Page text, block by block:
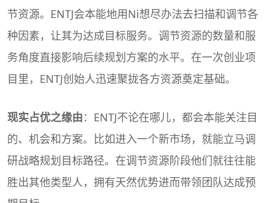
节资源。ENTJ会本能地用Ni想尽办法去扫描和调节各
种因素，让其为达成目标服务。调节资源的数量和服
务角度直接影响后续规划方案的水平。在一次创业项
目里，ENTJ创始人迅速聚拢各方资源奠定基础。
现实占优之缘由：ENTJ不论在哪儿，都会本能关注目
的、机会和方案。比如进入一个新市场，就能立马调
研战略规划目标路径。在调节资源阶段他们就往往能
胜出其他类型人，拥有天然优势进而带领团队达成预